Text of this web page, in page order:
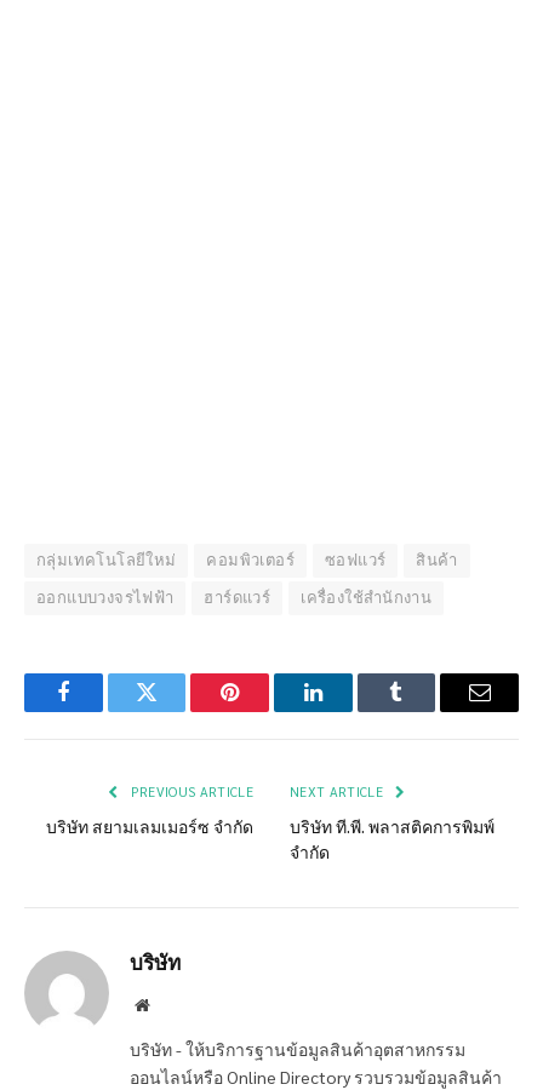
กลุ่มเทคโนโลยีใหม่ คอมพิวเตอร์ ซอฟแวร์
สินค้า
ออกแบบวงจรไฟฟ้า
ฮาร์ดแวร์ เครื่องใช้สำนักงาน
FacebookTwitter Pinterest LinkedInTumblr Email
PREVIOUS ARTICLE
บริษัท สยามเลมเมอร์ซ จำกัด
NEXT ARTICLE
บริษัท ที.พี. พลาสติคการพิมพ์
จำกัด
บริษัท
Website
บริษัท - ให้บริการฐานข้อมูลสินค้าอุตสาหกรรม
ออนไลน์หรือ Online Directory รวบรวมข้อมูลสินค้า